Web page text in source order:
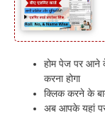
होम पेज पर आने
करना होगा
क्लिक करने के
अब आपके यहां